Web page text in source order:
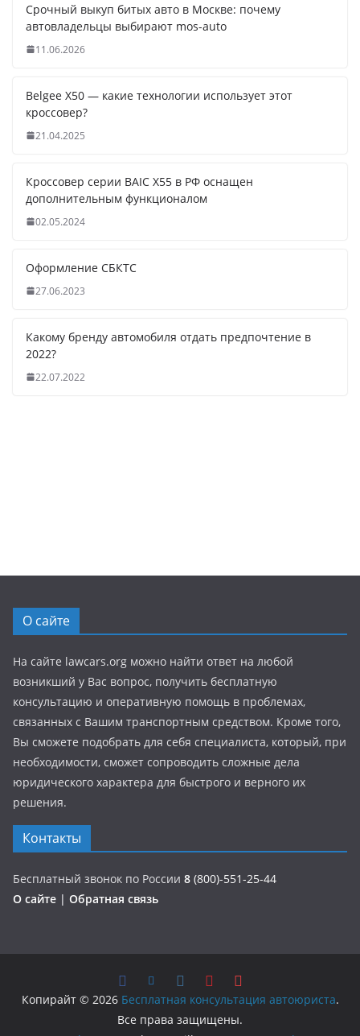
Срочный выкуп битых авто в Москве: почему
автовладельцы выбирают mos-auto
11.06.2026
Belgee X50 — какие технологии использует этот
кроссовер?
21.04.2025
Кроссовер серии BAIC X55 в РФ оснащен
дополнительным функционалом
02.05.2024
Оформление СБКТС
27.06.2023
Какому бренду автомобиля отдать предпочтение в
2022?
22.07.2022
О сайте
На сайте lawcars.org можно найти ответ на любой
возникший у Вас вопрос, получить бесплатную
консультацию и оперативную помощь в проблемах,
связанных с Вашим транспортным средством. Кроме того,
Вы сможете подобрать для себя специалиста, который, при
необходимости, сможет сопроводить сложные дела
юридического характера для быстрого и верного их
решения.
Контакты
Бесплатный звонок по России 8 (800)-551-25-44
О сайте | Обратная связь
Копирайт © 2026 Бесплатная консультация автоюриста.
Все права защищены.